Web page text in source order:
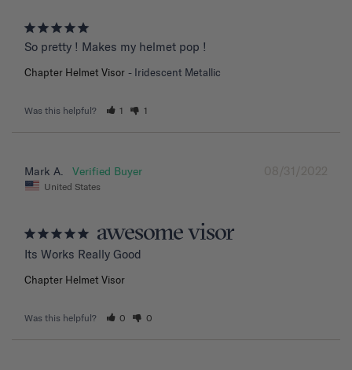
So pretty ! Makes my helmet pop !
Chapter Helmet Visor Iridescent Metallic
Was this helpful? 1 1
08/31/2022
Mark A.
United States
awesome visor
Its Works Really Good
Chapter Helmet Visor
Was this helpful? 0 0